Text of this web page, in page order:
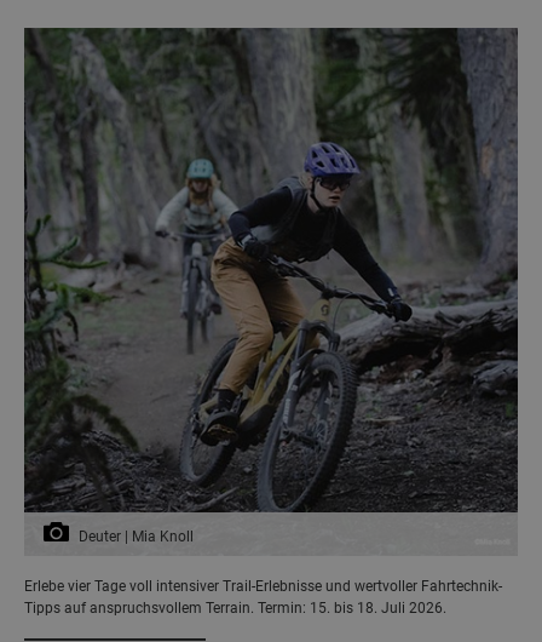
Deuter | Mia Knoll
Erlebe vier Tage voll intensiver Trail-Erlebnisse und wertvoller Fahrtechnik-
Tipps auf anspruchsvollem Terrain. Termin: 15. bis 18. Juli 2026.